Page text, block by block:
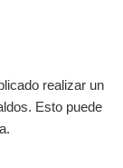
realizar un
Esto puede